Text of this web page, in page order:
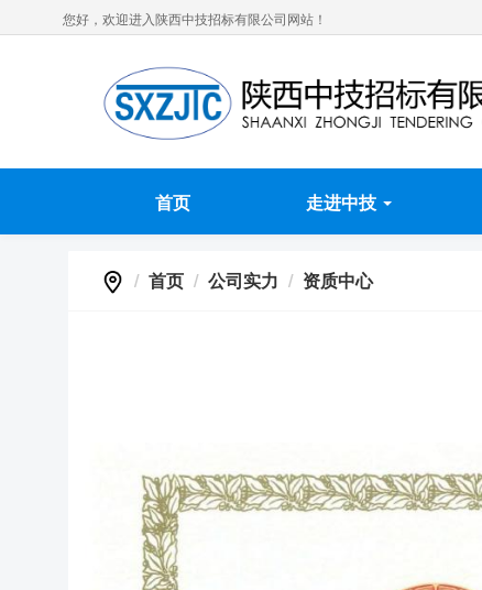
您好，欢迎进入陕西中技招标有限公司网站！
首页 走进中技
首页 公司实力 资质中心